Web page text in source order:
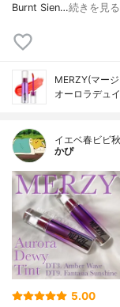
Burnt Sien…続きを見る
MERZY(マー
オーロラデュ
イエベ春ビビ
かぴ
5.00